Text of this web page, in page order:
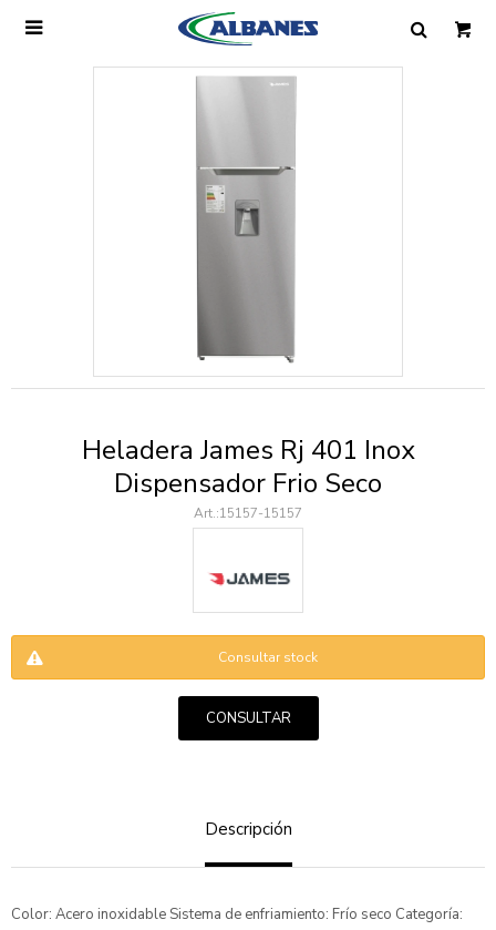

Heladera James Rj 401 Inox
Dispensador Frio Seco
15157-15157
Consultar stock
CONSULTAR
Descripción
Color: Acero inoxidable Sistema de enfriamiento: Frío seco Categoría:
Ingresa tus datos y te informaremos cuando
Mensaje